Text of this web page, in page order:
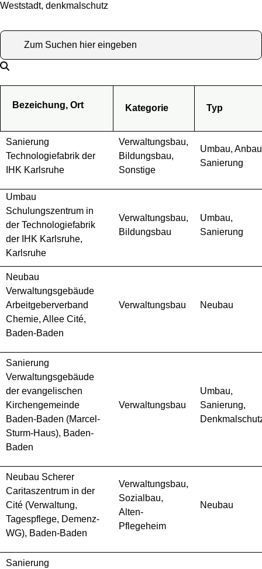
Weststadt, denkmalschutz
Bezeichung, Ort Kategorie Typ
Sanierung
Technologiefabrik der
IHK Karlsruhe
Verwaltungsbau,
Bildungsbau,
Sonstige
Umbau,
Sanierung
Umbau
Schulungszentrum in
der Technologiefabrik
der IHK Karlsruhe,
Karlsruhe
Verwaltungsbau,
Bildungsbau
Umbau,
Sanierung
Neubau
Verwaltungsgebäude
Arbeitgeberverband
Chemie, Allee Cité,
Baden-Baden
Verwaltungsbau Neubau
Sanierung
Verwaltungsgebäude
der evangelischen
Kirchengemeinde
Baden-Baden (Marcel-
Sturm-Haus), Baden-
Baden
Verwaltungsbau
Umbau,
Sanierung,
Neubau Scherer
Caritaszentrum in der
Cité (Verwaltung,
Tagespflege, Demenz-
WG), Baden-Baden
Verwaltungsbau,
Sozialbau,
Alten-
Pflegeheim
Neubau
Sanierung